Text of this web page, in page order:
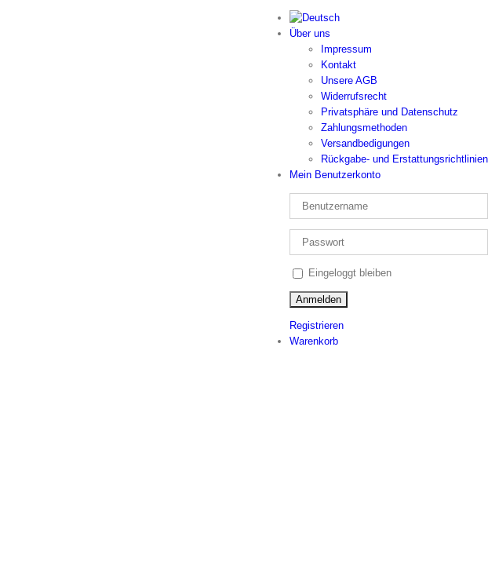
Über uns
Impressum
Kontakt
Unsere AGB
Widerrufsrecht
Privatsphäre und Datenschutz
Zahlungsmethoden
Versandbedigungen
Rückgabe- und Erstattungsrichtlinien
Mein Benutzerkonto
Eingeloggt bleiben
Registrieren
Warenkorb